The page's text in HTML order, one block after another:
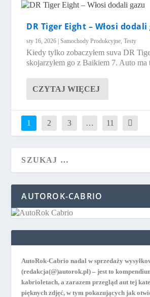
DR Tiger Eight – Włosi dodali
sty 16, 2026 |Samochody Produkcyjne,Testy
Kiedy tylko zobaczyłem suva DR
skojarzyłem go z Baikiem 7. Auto ma
CZYTAJ WIĘCEJ
1 2 3 … 11
AUTOROK-CABRIO
AutoRok-Cabrio nadal w sprzedaży
(redakcja(@)autorok.pl) – jest to
kabrioletach, a zarazem przegląd aut tej
pięknych zdjęć, w tym pokazujących jak